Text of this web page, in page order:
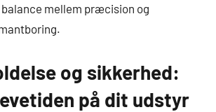
mellem præcision og
og sikkerhed:
på dit udstyr